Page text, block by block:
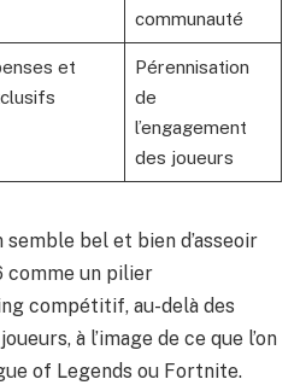
communauté
et
Pérennisation
de
l’engagement
des joueurs
semble bel et bien d’asseoir
comme un pilier
compétitif, au-delà des
à l’image de ce que l’on
of Legends ou Fortnite.